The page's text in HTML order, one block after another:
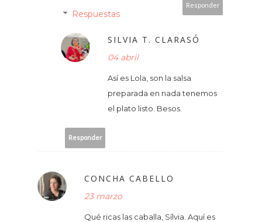
Responder
Respuestas
SILVIA T. CLARASÓ
04 abril
Así es Lola, son la salsa
preparada en nada tenemos
el plato listo. Besos.
Responder
CONCHA CABELLO
23 marzo
Qué ricas las caballa, Sílvia. Aquí es